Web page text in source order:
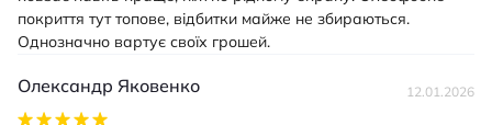
покриття тут топове, відбитки майже не збираються.
Однозначно вартує своїх грошей.
Олександр Яковенко 12.01.2026